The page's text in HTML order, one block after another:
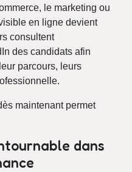
le marketing ou
en ligne devient
consultent
des candidats afin
parcours, leurs
maintenant permet
dans